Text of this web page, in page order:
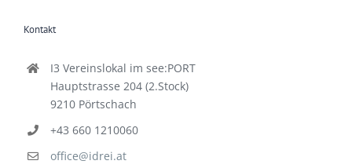
Kontakt
I3 Vereinslokal im see:PORT
Hauptstrasse 204 (2.Stock)
9210 Pörtschach
+43 660 1210060
office@idrei.at